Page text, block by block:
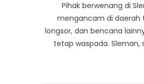
Pihak berwenang di
mengancam di daerah
longsor, dan bencana
tetap waspada. Sleman,